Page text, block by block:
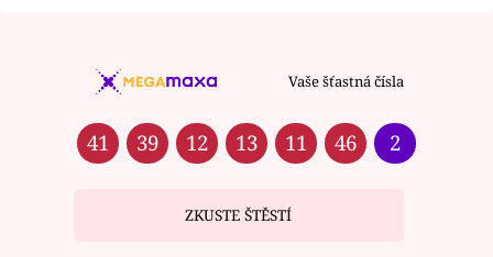
Vaše šťastná čísla
41 39 12 13 11 46 2
ZKUSTE ŠTĚSTÍ